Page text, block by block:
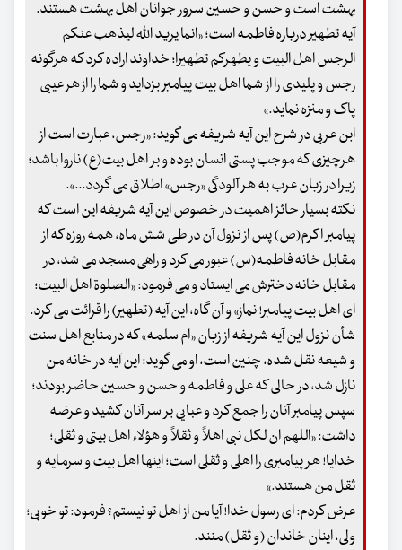
بهشت است و حسن و حسین سرور جوانان اهل بهشت هستند.
آیه تطهیر درباره فاطمه است؛ «انما یرید الله لیذهب عنکم
الرجس اهل البیت و یطهرکم تطهیرا؛ خداوند اراده کرد که هرگونه
رجس و پلیدی را از شما اهل بیت پیامبر بزداید و شما را از هر عیبی
پاک و منزه نماید.»
ابن عربی در شرح این آیه شریفه می گوید: «رجس، عبارت است از
هرچیزی که موجب پستی انسان بوده و بر اهل بیت(ع) ناروا باشد؛
زیرا در زبان عرب به هر آلودگی «رجس» اطلاق می گردد...».
نکته بسیار حائز اهمیت در خصوص این آیه شریفه این است که
پیامبر اکرم(ص) پس از نزول آن در طی شش ماه، همه روزه که از
مقابل خانه فاطمه(س) عبور می کرد و راهی مسجد می شد، در
مقابل خانه دخترش می ایستاد و می فرمود: «الصلوة اهل البیت؛
ای اهل بیت پیامبر! نماز» و آن گاه، این آیه (تطهیر) را قرائت می کرد.
شأن نزول این آیه شریفه از زبان «ام سلمه» که در منابع اهل سنت
و شیعه نقل شده، چنین است، او می گوید: این آیه در خانه من
نازل شد، در حالی که علی و فاطمه و حسن و حسین حاضر بودند؛
سپس پیامبر آنان را جمع کرد و عبایی بر سر آنان کشید و عرضه
داشت: «اللهم ان لکل نبی اهلاً و ثقلاً و هؤلاء اهل بیتی و ثقلی؛
خدایا! هر پیامبری را اهلی و ثقلی است؛ اینها اهل بیت و سرمایه و
ثقل من هستند.»
عرض کردم: ای رسول خدا! آیا من از اهل تو نیستم؟ فرمود: تو خوبی؛
ولی، اینان خاندان (و ثقل) منند.